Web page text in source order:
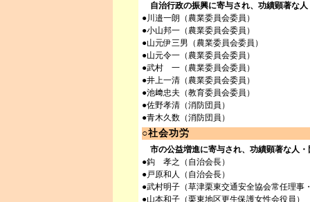
自治行政の振興に寄与され、功績顕著な人
●川邉一朗（農業委員会委員）
●小山邦一（農業委員会委員）
●山元伊三男（農業委員会委員）
●山元令一（農業委員会委員）
●武村 一（農業委員会委員）
●井上一清（農業委員会委員）
●池﨑忠夫（教育委員会委員）
●佐野孝清（消防団員）
●青木久数（消防団員）
○社会功労
市の公益増進に寄与され、功績顕著な人・
●鈎 孝之（自治会長）
●戸原和人（自治会長）
●武村明子（草津栗東交通安全協会常任理事
●山本和子（栗東地区更生保護女性会役員）